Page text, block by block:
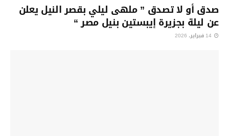
صدق أو لا تصدق ” ملهى ليلي بقصر النيل يعلن
عن ليلة بجزيرة إيبستين بنيل مصر “